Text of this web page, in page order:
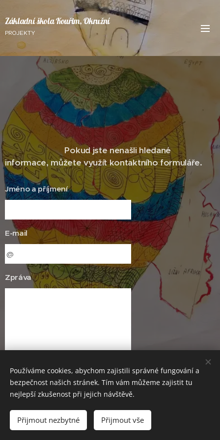
Základní škola Kouřim, Okružní
PROJEKTY
Pokud jste nenašli hledané
informace, můžete využít kontaktního formuláře.
Jméno a příjmení
E-mail
Zpráva
Odeslat
Cookies
Používáme cookies, abychom zajistili správné fungování a
bezpečnost našich stránek. Tím vám můžeme zajistit tu
nejlepší zkušenost při jejich návštěvě.
Přijmout nezbytné Přijmout vše